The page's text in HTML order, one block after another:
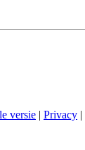
versie | Privacy |